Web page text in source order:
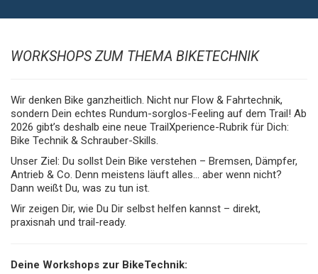
WORKSHOPS ZUM THEMA BIKETECHNIK
Wir denken Bike ganzheitlich. Nicht nur Flow & Fahrtechnik,
sondern Dein echtes Rundum-sorglos-Feeling auf dem Trail! Ab
2026 gibt’s deshalb eine neue TrailXperience-Rubrik für Dich:
Bike Technik & Schrauber-Skills.
Unser Ziel: Du sollst Dein Bike verstehen – Bremsen, Dämpfer,
Antrieb & Co. Denn meistens läuft alles… aber wenn nicht?
Dann weißt Du, was zu tun ist.
Wir zeigen Dir, wie Du Dir selbst helfen kannst – direkt,
praxisnah und trail-ready.
Deine Workshops zur BikeTechnik: